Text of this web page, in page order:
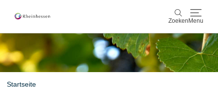
Zoeken Menu
Zoeken
wijn & gastronomie
Startseite